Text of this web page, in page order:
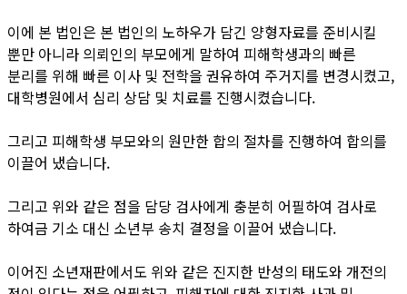
이에 본 법인은 본 법인의 노하우가 담긴 양형자료를 준비시킬
뿐만 아니라 의뢰인의 부모에게 말하여 피해학생과의 빠른
분리를 위해 빠른 이사 및 전학을 권유하여 주거지를 변경시켰고,
대학병원에서 심리 상담 및 치료를 진행시켰습니다.
그리고 피해학생 부모와의 원만한 합의 절차를 진행하여 합의를
이끌어 냈습니다.
그리고 위와 같은 점을 담당 검사에게 충분히 어필하여 검사로
하여금 기소 대신 소년부 송치 결정을 이끌어 냈습니다.
이어진 소년재판에서도 위와 같은 진지한 반성의 태도와 개전의